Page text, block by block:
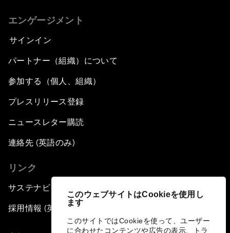
このウェブサイトはCookieを使用し
ます
このサイトではCookieを使って、ユーザー
に合わせたコンテンツや広告の表示、トラ
エンゲージメント
サインイン
パートナー（組織）について
参加する（個人、組織）
プレスリリース登録
ニュースレター購読
連絡先 (英語のみ)
リンク
サステナビリティへの取り組み
採用情報 (英語のみ)